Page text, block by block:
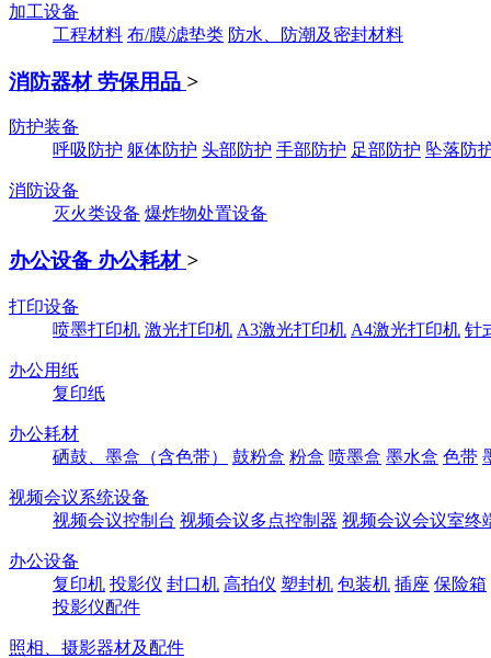
加工设备
工程材料 布/膜/滤垫类 防水、防潮及密封材料
消防器材 劳保用品 >
防护装备
呼吸防护 躯体防护 头部防护 手部防护 足部防护 坠落防
消防设备
灭火类设备 爆炸物处置设备
办公设备 办公耗材 >
打印设备
喷墨打印机 激光打印机 A3激光打印机 A4激光打印机 针
办公用纸
复印纸
办公耗材
硒鼓、墨盒（含色带）
鼓粉盒 粉盒 喷墨盒 墨水盒 色带
视频会议系统设备
视频会议控制台 视频会议多点控制器 视频会议会议室终
办公设备
复印机 投影仪 封口机 高拍仪 塑封机 包装机 插座 保险箱
投影仪配件
照相、摄影器材及配件